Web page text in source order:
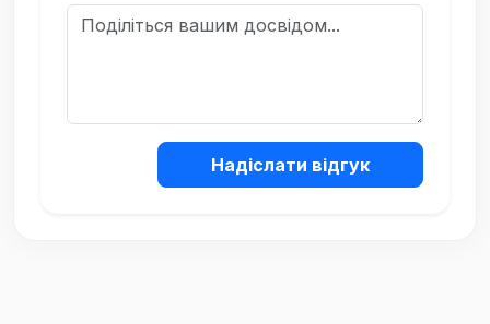
Надіслати відгук